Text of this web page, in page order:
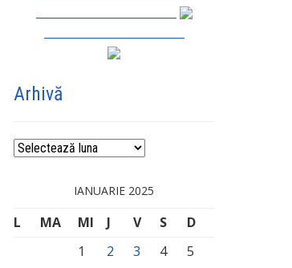
Arhivă
Arhivă
IANUARIE 2025
L MA MI J V S
D
1
2 3 4
5